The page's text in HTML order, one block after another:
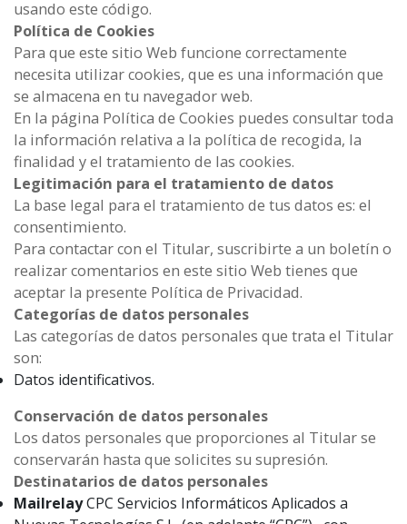
usando este código.
Política de Cookies
Para que este sitio Web funcione correctamente
necesita utilizar cookies, que es una información que
se almacena en tu navegador web.
En la página Política de Cookies puedes consultar toda
la información relativa a la política de recogida, la
finalidad y el tratamiento de las cookies.
Legitimación para el tratamiento de datos
La base legal para el tratamiento de tus datos es: el
consentimiento.
Para contactar con el Titular, suscribirte a un boletín o
realizar comentarios en este sitio Web tienes que
aceptar la presente Política de Privacidad.
Categorías de datos personales
Las categorías de datos personales que trata el Titular
son:
Datos identificativos.
Conservación de datos personales
Los datos personales que proporciones al Titular se
conservarán hasta que solicites su supresión.
Destinatarios de datos personales
MailrelayCPC Servicios Informáticos Aplicados a